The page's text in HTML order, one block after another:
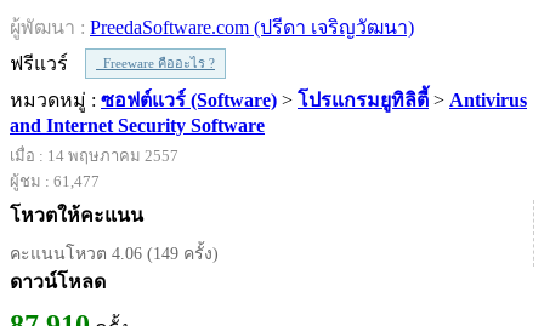
ผู้พัฒนา : PreedaSoftware.com (ปรีดา เจริญวัฒนา)
ฟรีแวร์
Freeware คืออะไร ?
หมวดหมู่ : ซอฟต์แวร์ (Software) > โปรแกรมยูทิลิตี้ > Antivirus
and Internet Security Software
เมื่อ : 14 พฤษภาคม 2557
ผู้ชม : 61,477
โหวตให้คะแนน
คะแนนโหวต 4.06 (149 ครั้ง)
ดาวน์โหลด